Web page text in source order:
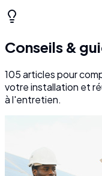
Conseils &
105articles pour
votre installation et
à l'entretien.